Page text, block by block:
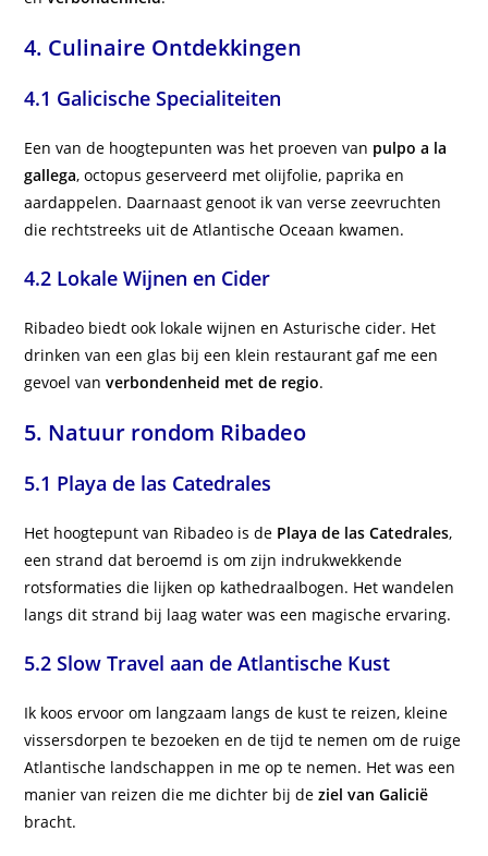
4. Culinaire Ontdekkingen
4.1 Galicische Specialiteiten
Een van de hoogtepunten was het proeven van pulpo a la
gallega, octopus geserveerd met olijfolie, paprika en
aardappelen. Daarnaast genoot ik van verse zeevruchten
die rechtstreeks uit de Atlantische Oceaan kwamen.
4.2 Lokale Wijnen en Cider
Ribadeo biedt ook lokale wijnen en Asturische cider. Het
drinken van een glas bij een klein restaurant gaf me een
gevoel vanverbondenheid met de regio.
5. Natuur rondom Ribadeo
5.1 Playa de las Catedrales
Het hoogtepunt van Ribadeo is de Playa de las Catedrales,
een strand dat beroemd is om zijn indrukwekkende
rotsformaties die lijken op kathedraalbogen. Het wandelen
langs dit strand bij laag water was een magische ervaring.
5.2 Slow Travel aan de Atlantische Kust
Ik koos ervoor om langzaam langs de kust te reizen, kleine
vissersdorpen te bezoeken en de tijd te nemen om de ruige
Atlantische landschappen in me op te nemen. Het was een
manier van reizen die me dichter bij deziel van Galicië
bracht.